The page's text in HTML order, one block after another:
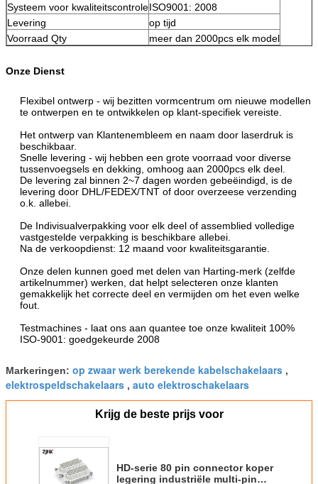
Systeem voor kwaliteitscontroleISO9001: 2008
Levering
op tijd
Voorraad Qty
meer dan 2000pcs elk model
Onze Dienst
Flexibel ontwerp - wij bezitten vormcentrum om nieuwe modellen
te ontwerpen en te ontwikkelen op klant-specifiek vereiste.
Het ontwerp van Klantenembleem en naam door laserdruk is
beschikbaar.
Snelle levering - wij hebben een grote voorraad voor diverse
tussenvoegsels en dekking, omhoog aan 2000pcs elk deel.
De levering zal binnen 2~7 dagen worden gebeëindigd, is de
levering door DHL/FEDEX/TNT of door overzeese verzending
o.k. allebei.
De Indivisualverpakking voor elk deel of assemblied volledige
vastgestelde verpakking is beschikbare allebei.
Na de verkoopdienst: 12 maand voor kwaliteitsgarantie.
Onze delen kunnen goed met delen van Harting-merk (zelfde
artikelnummer) werken, dat helpt selecteren onze klanten
gemakkelijk het correcte deel en vermijden om het even welke
fout.
Testmachines - laat ons aan quantee toe onze kwaliteit 100%
ISO-9001: goedgekeurde 2008
Markeringen: op zwaar werk berekende kabelschakelaars ,
elektrospeldschakelaars , auto elektroschakelaars
Krijg de beste prijs voor
HD-serie 80 pin connector koper
legering industriële multi-pin